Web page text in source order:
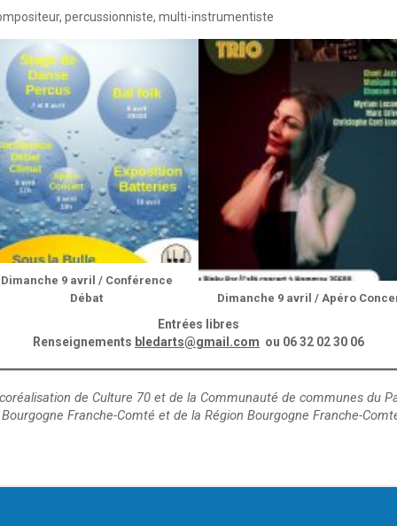
percussionniste, multi-instrumentiste
Dimanche 9 avril / Conférence
Débat
Dimanche 9 avril / Apéro
Entrées libres
Renseignements bledarts@gmail.com ou 06 32 02 30 06
de Culture 70 et de la Communauté de communes du
Franche-Comté et de la Région Bourgogne Franche-